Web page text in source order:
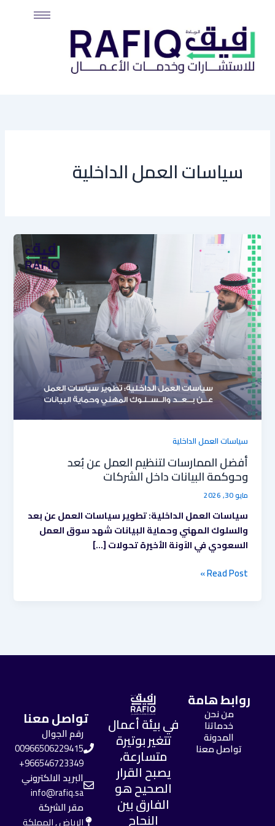
المحتوى
سياسات العمل الداخلية
سياسات العمل الداخلية
أفضل الممارسات لتنظيم العمل عن بُعد
وحوكمة البيانات داخل الشركات
مايو 30, 2026
سياسات العمل الداخلية: تطوير سياسات العمل عن بعد
والسلوك المهني وحماية البيانات شهد سوق العمل
السعودي في الآونة الأخيرة تحولات […]
أفضل
الممارسات
لتنظيم
العمل
عن
بُعد
وحوكمة
البيانات
داخل
الشركات
Read Post »
روابط هامة
من نحن
خدماتنا
المدونة
تواصل معنا
في بيئة أعمال
تتغير بوتيرة
متسارعة،
يصبح القرار
الصحيح هو
الفارق بين
النجاح
تواصل معنا
رقم الجوال
00966506229415
966546723349+
البريد الالكتروني
info@rafiq.sa
مقر الشركة
الرياض , المملكة